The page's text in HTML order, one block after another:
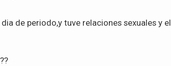
de periodo,y tuve relaciones sexuales y el